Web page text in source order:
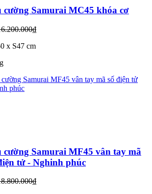
cường Samurai MC45 khóa cơ
x S47 cm
cường Samurai MF45 vân tay mã
tử - Nghinh phúc